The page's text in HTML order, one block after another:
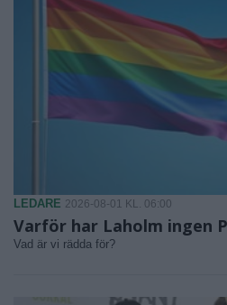
LEDARE 2026-08-01 KL. 06:00
Varför har Laholm ingen
Vad är vi rädda för?